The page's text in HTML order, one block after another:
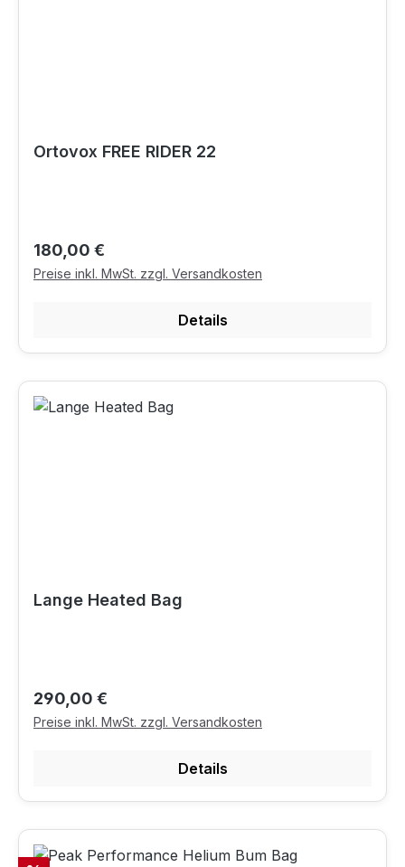
Ortovox FREE RIDER 22
Regulärer Preis:
180,00 €
Preise inkl. MwSt. zzgl. Versandkosten
Details
Lange Heated Bag
Regulärer Preis:
290,00 €
Preise inkl. MwSt. zzgl. Versandkosten
Details